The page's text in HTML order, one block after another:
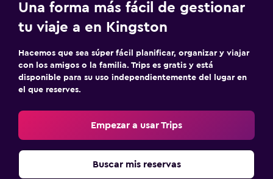
Una forma más fácil de gestionar
tu viaje a en Kingston
Hacemos que sea súper fácil planificar, organizar y viajar
con los amigos o la familia. Trips es gratis y está
disponible para su uso independientemente del lugar en
el que reserves.
Empezar a usar Trips
Buscar mis reservas